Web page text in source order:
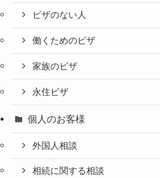
ビザのない人
働くためのビザ
家族のビザ
永住ビザ
個人のお客様
外国人相談
相続に関する相談